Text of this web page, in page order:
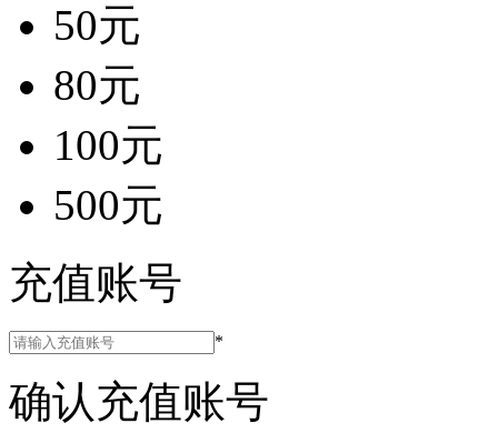
50元
80元
100元
500元
充值账号
*
确认充值账号